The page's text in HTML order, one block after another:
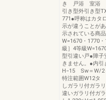
き 戸浴 室浴
引き型外引き型
771●呼称はカタ
示が違うことが
示されている商
W=1670・1770
級］4等級
型引違い戸●障
きません。●内
H−15 Sw＝W/2
特注範囲W12タ
しガラリ付ガラ
違いガラリ付ガ